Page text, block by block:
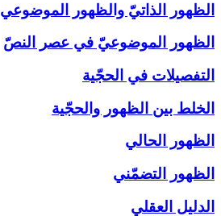
الظهور الذاتيّ والظهور الموضوعي
الظهور الموضوعيّ في عصر النصّ
التفصيلات في الحجّية
الخلط بين الظهور والحجّية
الظهور الحالي
الظهور التضمّني
الدليل العقلي